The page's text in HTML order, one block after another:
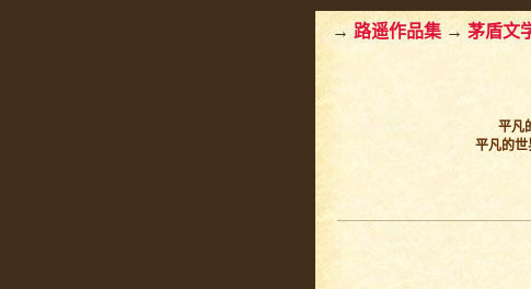
→ 路遥作品集 →茅盾文
平凡
平凡的世